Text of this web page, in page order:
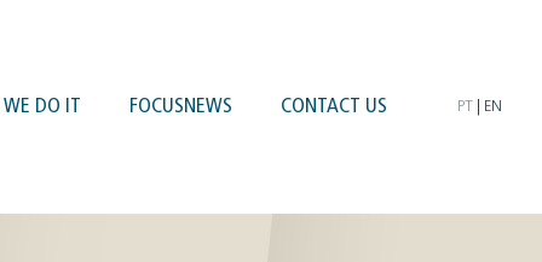
WE DO IT FOCUSNEWS CONTACT US PT EN